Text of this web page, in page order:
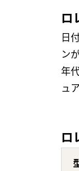
ロ
日
ン
年
ュ
ロ